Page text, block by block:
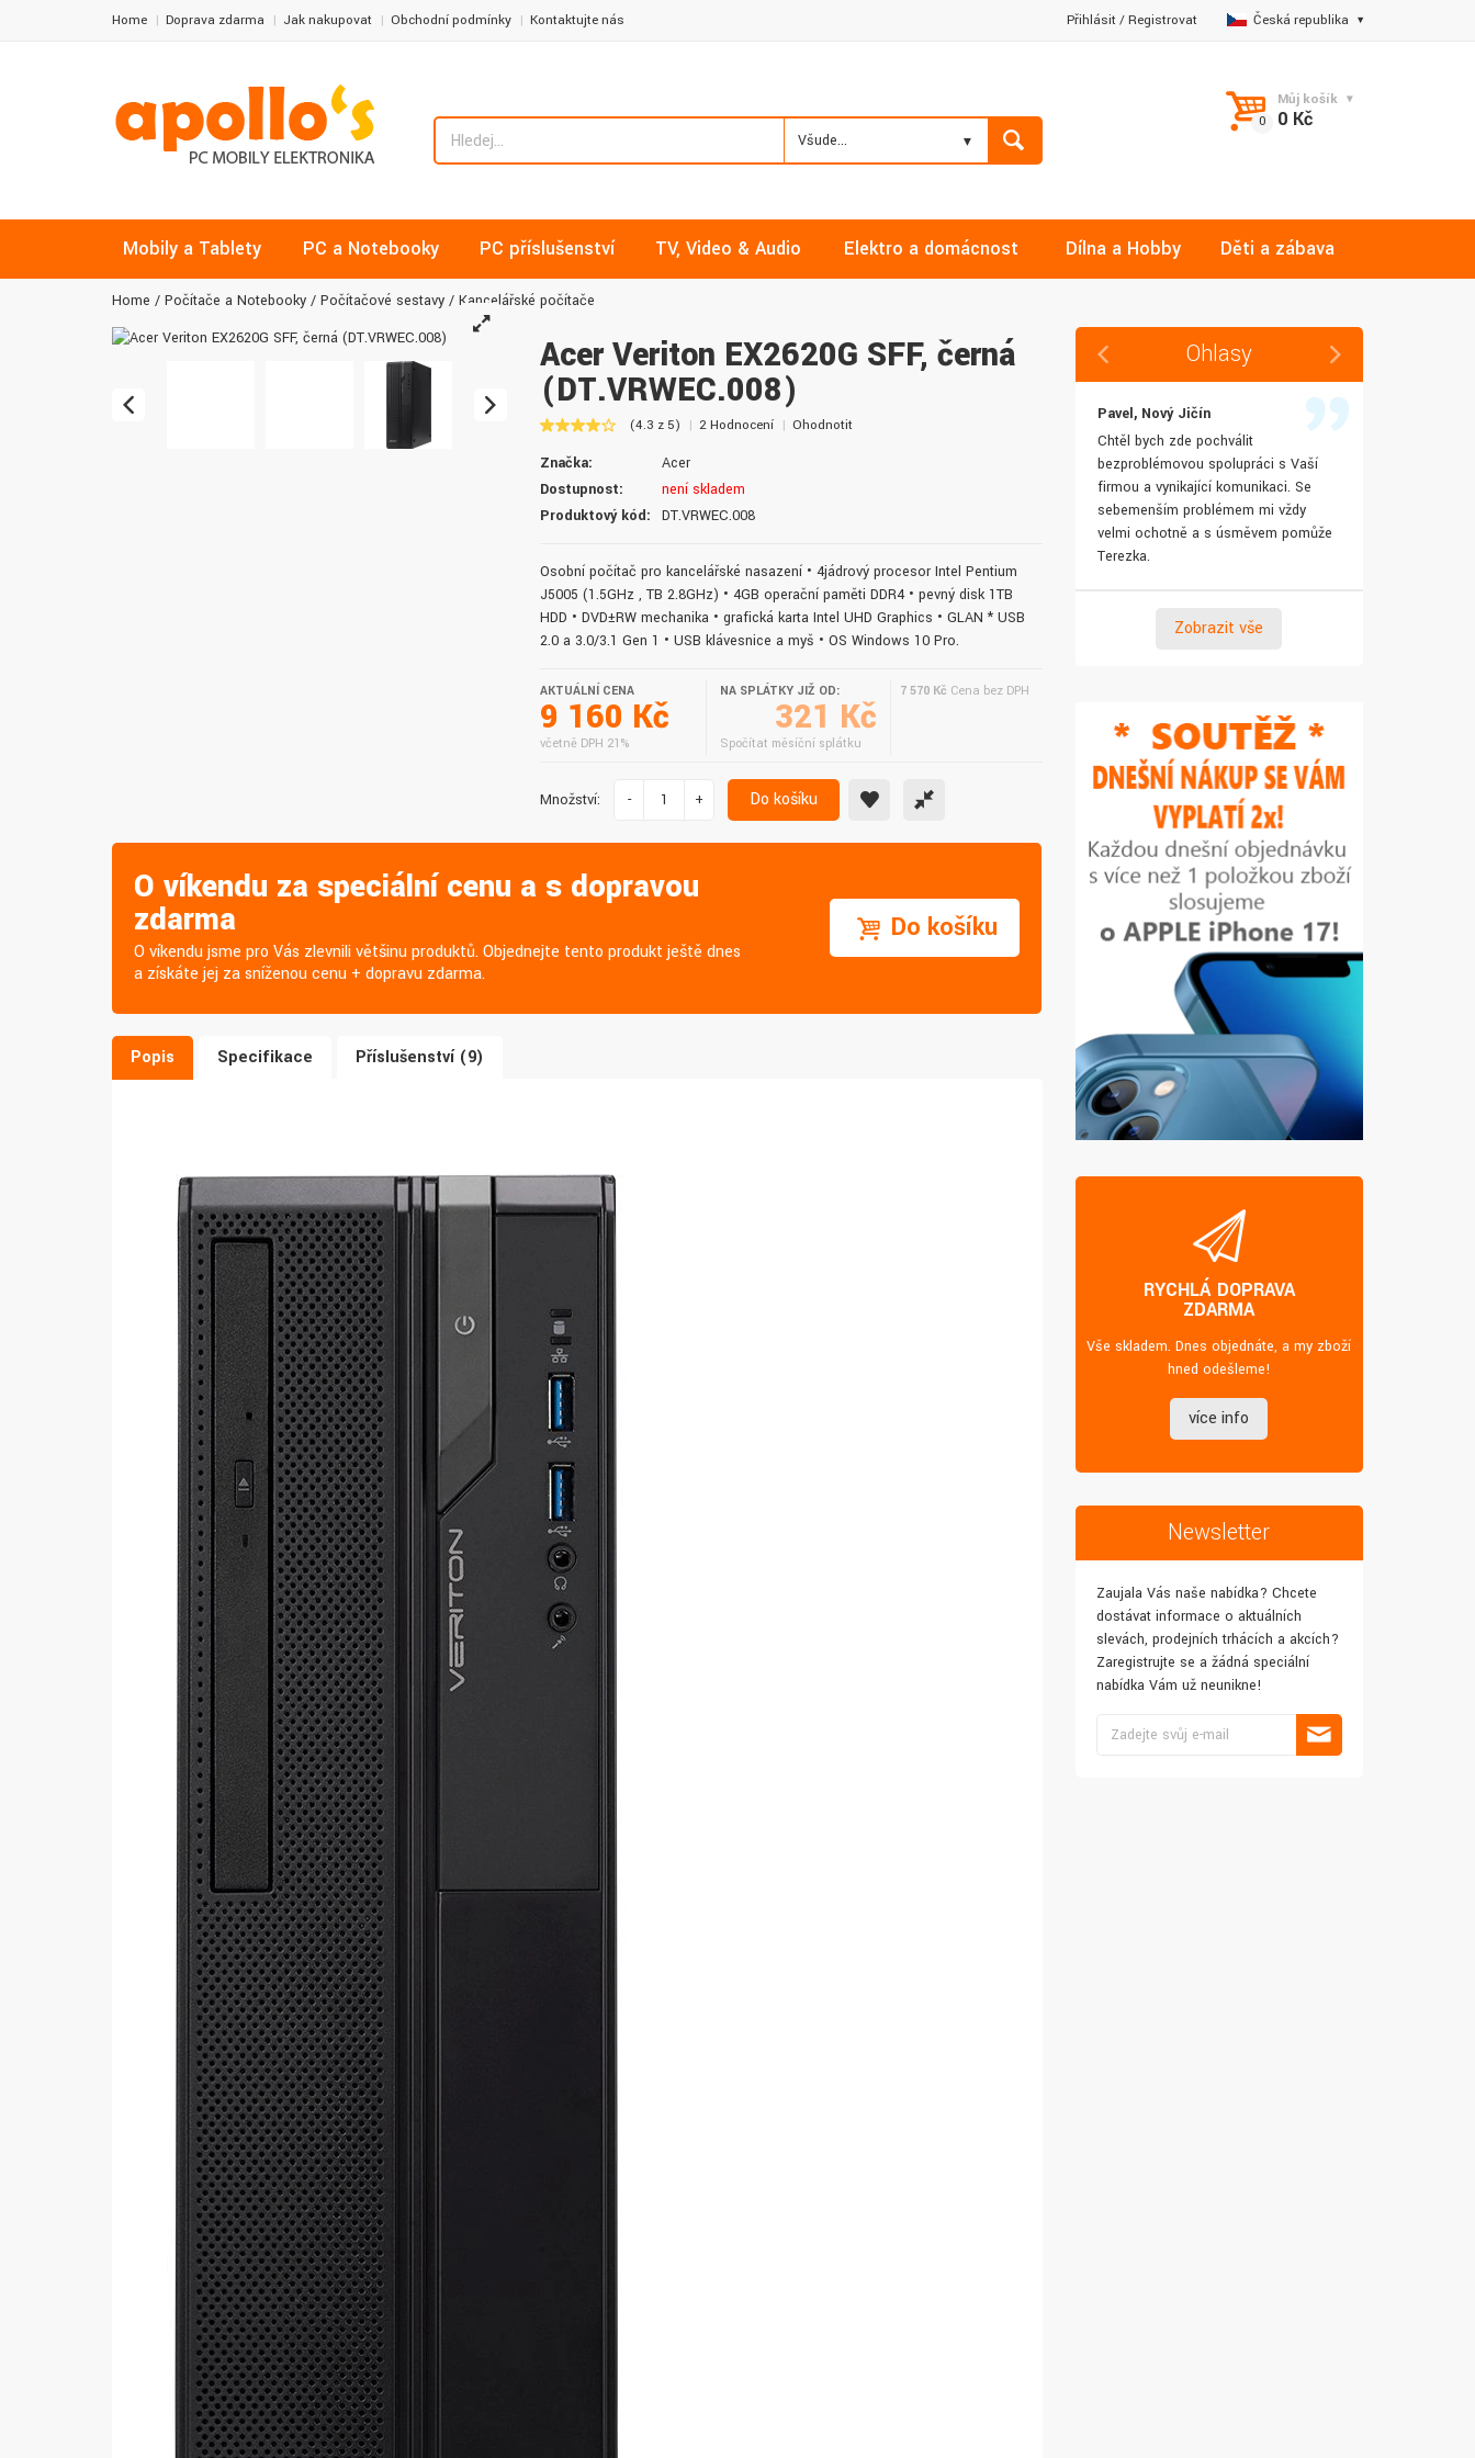
Home Doprava zdarma Jak nakupovat Obchodní podmínky Kontaktujte nás Česká republika
Přihlásit/Registrovat
Všude...
Můj košík
0 Kč
Mobily a Tablety PC a Notebooky PC příslušenství TV, Video & Audio Elektro a domácnost Dílna a Hobby Děti a zábava
Home Počítače a Notebooky Počítačové sestavy Kancelářské počítače
Acer Veriton EX2620G SFF, černá
(DT.VRWEC.008)
(4.3 z 5) 2 Hodnocení Ohodnotit
Značka:
Acer
Dostupnost:
není skladem
Produktový kód:
DT.VRWEC.008
Osobní počítač pro kancelářské nasazení • 4jádrový procesor Intel Pentium
J5005 (1.5GHz , TB 2.8GHz) • 4GB operační paměti DDR4 • pevný disk 1TB
HDD • DVD±RW mechanika • grafická karta Intel UHD Graphics • GLAN * USB
2.0 a 3.0/3.1 Gen 1 • USB klávesnice a myš • OS Windows 10 Pro.
AKTUÁLNÍ CENA
9 160 Kč
včetně DPH 21%
NA SPLÁTKY JIŽ OD:
321 Kč
Spočítat měsíční splátku
7 570 Kč Cena bez DPH
Množství: - + Do košíku
O víkendu za speciální cenu a s dopravou
zdarma
O víkendu jsme pro Vás zlevnili většinu produktů. Objednejte tento produkt ještě dnes
a získáte jej za sníženou cenu + dopravu zdarma.
Do košíku
Popis Specifikace Příslušenství (9)
Ohlasy
Milan, Mělník
vždy v pořádku. Vše skladem a za
normální ceny. Třešničkou na dortu je
doručení do druhého dne.
Pavel, Nový Jičín
Chtěl bych zde pochválit
bezproblémovou spolupráci s Vaší
firmou a vynikající komunikaci. Se
sebemenším problémem mi vždy
velmi ochotně a s úsměvem pomůže
Terezka.
Zobrazit vše
RYCHLÁ DOPRAVA
ZDARMA
Vše skladem. Dnes objednáte, a my zboží
hned odešleme!
více info
Newsletter
Zaujala Vás naše nabídka? Chcete
dostávat informace o aktuálních
slevách, prodejních trhácích a akcích?
Zaregistrujte se a žádná speciální
nabídka Vám už neunikne!